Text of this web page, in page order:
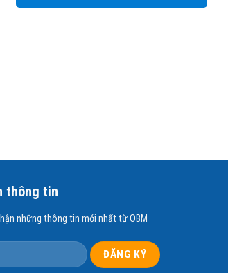
thông tin
những thông tin mới nhất từ OBM